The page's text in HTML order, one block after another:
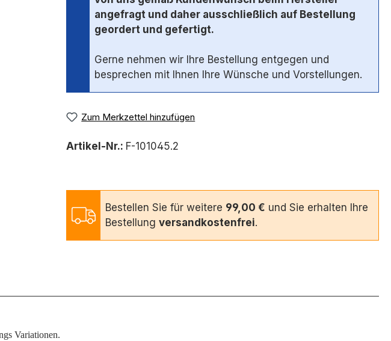
angefragt und daher ausschließlich auf Bestellung
geordert und gefertigt.
Gerne nehmen wir Ihre Bestellung entgegen und
besprechen mit Ihnen Ihre Wünsche und Vorstellungen.
Zum Merkzettel hinzufügen
Artikel-Nr.: F-101045.2
Bestellen Sie für weitere 99,00 € und Sie erhalten Ihre
Bestellung versandkostenfrei.
Variationen.